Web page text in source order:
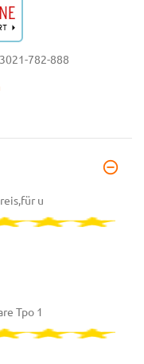
782-888
u
Tpo 1